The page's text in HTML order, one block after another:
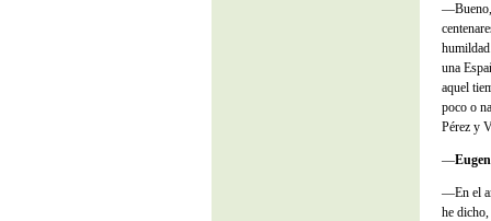
—Bueno,
una
aquel
poco o
Pérez y
—
—En el
he